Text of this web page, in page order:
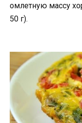
омлетную массу
50 г).